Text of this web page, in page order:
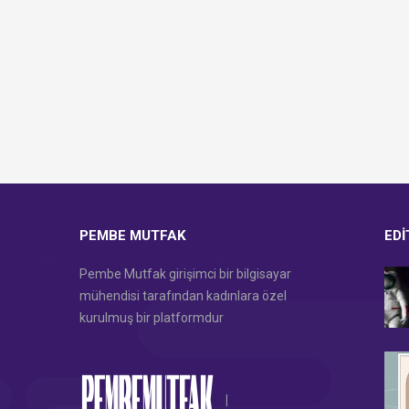
PEMBE MUTFAK
Pembe Mutfak girişimci bir bilgisayar
mühendisi tarafından kadınlara özel
kurulmuş bir platformdur
|